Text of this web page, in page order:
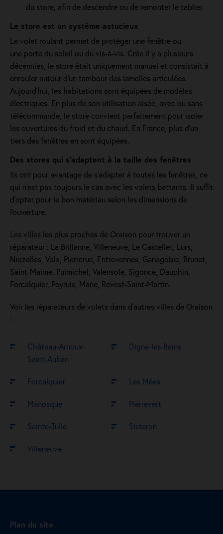
du store, afin de descendre ou de remonter le tablier.
Le store est un système astucieux
Le volet roulant permet de protéger une fenêtre ou
une porte du soleil ou du vis-à-vis. Crée il y a plusieurs
décennies, le store était uniquement manuel et consistait à
enrouler autour d'un tambour des lamelles articulées.
Aujourd'hui, les habitations sont équipées de modèles
électriques. En plus de son utilisation aisée, avec ou sans
télécommande, le store convient parfaitement pour isoler
les ouvertures du froid et du chaud. En France, plus d'un
tiers des fenêtres en sont équipées.
Des stores qui s'adaptent à la taille des fenêtres
Ils ont pour avantage de s’adapter à toutes les fenêtres, ce
qui n’est pas toujours le cas avec les volets battants. Il suffit
d’opter pour le bon matériau selon les dimensions de
l'ouverture.
Les villes les plus proches de Oraison pour trouver un
réparateur : La Brillanne, Villeneuve, Le Castellet, Lurs,
Niozelles, Volx, Pierrerue, Entrevennes, Ganagobie, Brunet,
Saint-Maime, Puimichel, Valensole, Sigonce, Dauphin,
Forcalquier, Peyruis, Mane, Revest-Saint-Martin.
Voir les réparateurs de volets dans d’autres villes de Oraison
:
Château-Arnoux-
Saint-Auban
Digne-les-Bains
Forcalquier Les Mées
Manosque Pierrevert
Sainte-Tulle Sisteron
Villeneuve
Plan du site